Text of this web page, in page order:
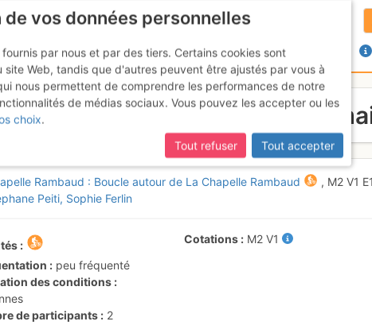
Chapelle rambaud depuis la
Rambaud : Boucle autour de La Chapelle Rambaud , M2V1 E1
Peiti Sophie Ferlin
peu fréquenté
des conditions
de participants
2
Cotations M2V1
vos données personnelles
par nous et par des tiers. Certains cookies sont
site Web, tandis que d'autres peuvent être ajustés par vous à
nous permettent de comprendre les performances de notre
de médias sociaux. Vous pouvez les accepter ou les
choix.
Tout refuser
Tout accepter